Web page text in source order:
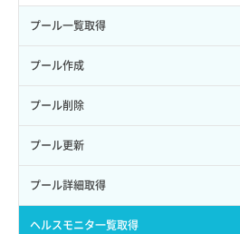
サブユーザーにロールを紐づけ
サブユーザー一覧取得
サブユーザー作成
サブユーザー削除
サブユーザー更新
サブユーザー詳細取得
イメージ保存使用量取得
イメージ保存容量取得
イメージ保存容量変更
イメージ削除
イメージ詳細取得
SSHキーペア作成
SSHキーペア削除
SSHキーペア詳細取得
アタッチ済みポート一覧取得
アタッチ済みポート詳細取得
アタッチ済みボリューム一覧
QoSポリシー詳細取得
サブネット一覧取得
サブネット作成（ローカルネットワーク用）
サブネット削除（ローカルネットワーク用）
サブネット詳細取得
セキュリティグループ ルール一覧取得
プール一覧取得
プール作成
プール削除
プール更新
プール詳細取得
ヘルスモニタ一覧取得